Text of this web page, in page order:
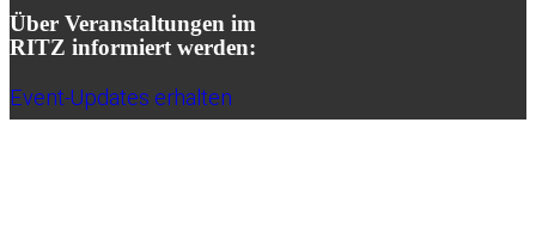
Über Veranstaltungen im
RITZ informiert werden:
Event-Updates erhalten